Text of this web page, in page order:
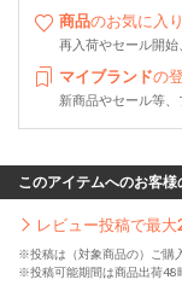
商品のお気に入
再入荷やセール開
マイブランドの
新商品やセール等
このアイテムへのお客様
レビュー投稿で最大
※投稿は（対象商品の）ご購
※投稿可能期間は商品出荷48